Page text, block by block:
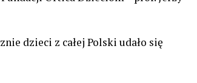
dzieci z całej Polski udało się